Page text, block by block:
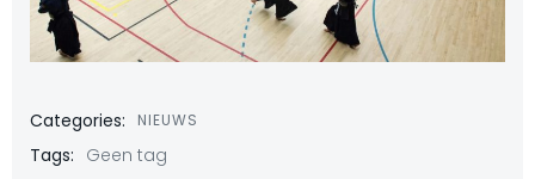
Categories: NIEUWS
Tags: Geen tag